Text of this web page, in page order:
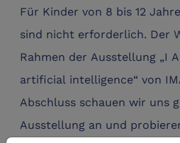
Für Kinder von 8 bis 12
sind nicht erforderlich. Der
Rahmen der Ausstellung „I
artificial intelligence“ von
Abschluss schauen wir uns
Ausstellung an und